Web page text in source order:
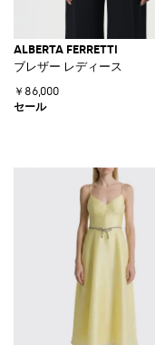
ALBERTA FERRETTI
ブレザー レディース
￥86,000